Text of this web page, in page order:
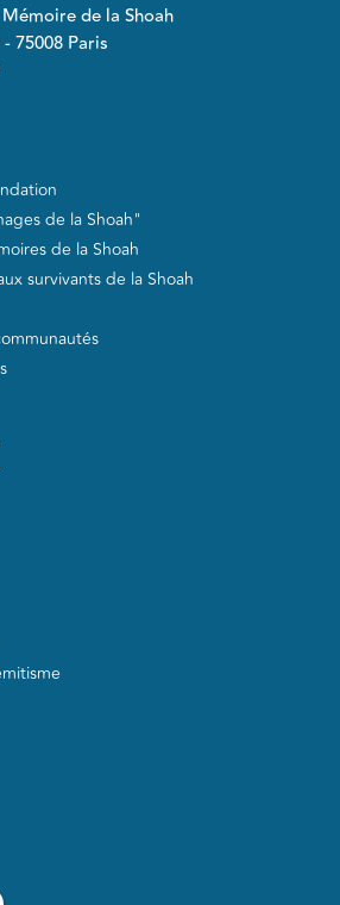
de la Shoah
75008 Paris
de la Shoah"
de la Shoah
survivants de la Shoah